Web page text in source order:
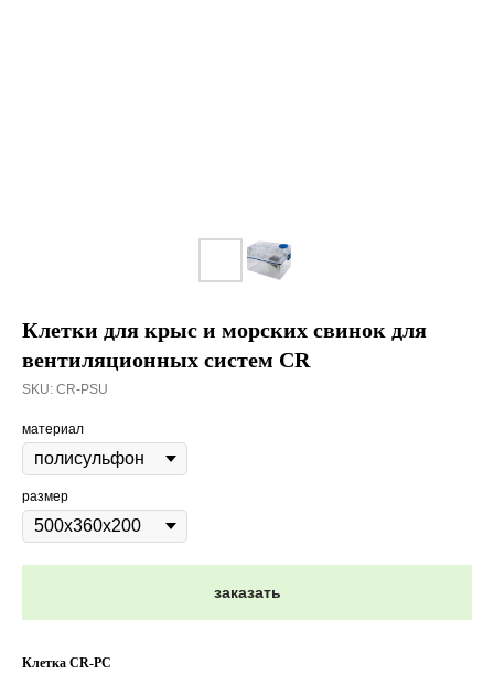
Клетки для крыс и морских свинок для
вентиляционных систем CR
SKU: CR-PSU
материал
размер
заказать
Клетка CR-PС